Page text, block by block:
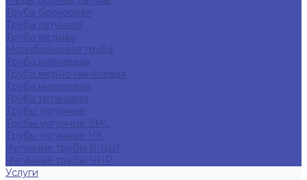
Труба бронзовая
Труба латунная
Труба медная
Молибденовая труба
Труба магниевая
Труба медно-никелевая
Труба никелевая
Труба титановая
Трубы чугунные
Трубы чугунные SML
Трубы чугунные ЧК
Чугунные трубы ВЧШГ
Чугунные трубы ЧНР
Услуги